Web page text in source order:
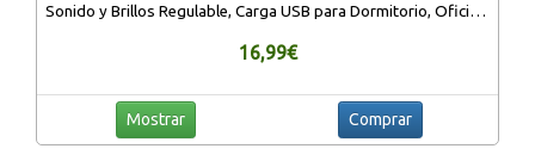
Sonido y Brillos Regulable, Carga USB para Dormitorio, Oficina,
16,99€
Mostrar Comprar